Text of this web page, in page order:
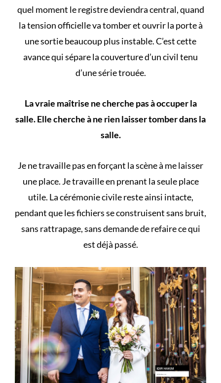
quel moment le registre deviendra central, quand
la tension officielle va tomber et ouvrir la porte à
une sortie beaucoup plus instable. C’est cette
avance qui sépare la couverture d’un civil tenu
d’une série trouée.
La vraie maîtrise ne cherche pas à occuper la
salle. Elle cherche à ne rien laisser tomber dans la
salle.
Je ne travaille pas en forçant la scène à me laisser
une place. Je travaille en prenant la seule place
utile. La cérémonie civile reste ainsi intacte,
pendant que les fichiers se construisent sans bruit,
sans rattrapage, sans demande de refaire ce qui
est déjà passé.